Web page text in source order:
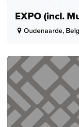
EXPO (incl.
Oudenaarde,